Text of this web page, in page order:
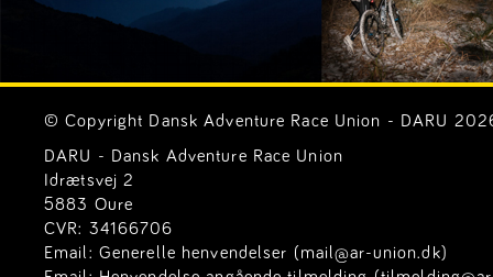
© Copyright Dansk Adventure Race Union - DARU
DARU - Dansk Adventure Race Union
Idrætsvej 2
5883 Oure
CVR: 34166706
Email: Generelle henvendelser (mail@ar-union.dk)